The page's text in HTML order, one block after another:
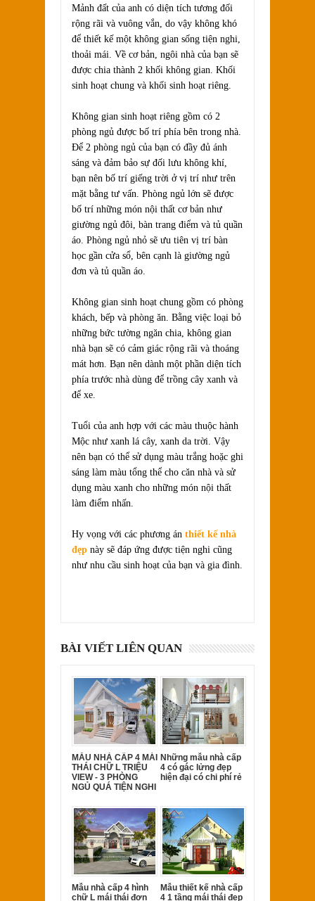
Mảnh đất của anh có diện tích tương đối
rộng rãi và vuông vắn, do vậy không khó
để thiết kế một không gian sống tiện nghi,
thoải mái. Về cơ bản, ngôi nhà của bạn sẽ
được chia thành 2 khối không gian. Khối
sinh hoạt chung và khối sinh hoạt riêng.
Không gian sinh hoạt riêng gồm có 2
phòng ngủ được bố trí phía bên trong nhà.
Để 2 phòng ngủ của bạn có đầy đủ ánh
sáng và đảm bảo sự đối lưu không khí,
bạn nên bố trí giếng trời ở vị trí như trên
mặt bằng tư vấn. Phòng ngủ lớn sẽ được
bố trí những món nội thất cơ bản như
giường ngủ đôi, bàn trang điểm và tủ quần
áo. Phòng ngủ nhỏ sẽ ưu tiên vị trí bàn
học gần cửa sổ, bên cạnh là giường ngủ
đơn và tủ quần áo.
Không gian sinh hoạt chung gồm có phòng
khách, bếp và phòng ăn. Bằng việc loại bỏ
những bức tường ngăn chia, không gian
nhà bạn sẽ có cảm giác rộng rãi và thoáng
mát hơn. Bạn nên dành một phần diện tích
phía trước nhà dùng để trồng cây xanh và
để xe.
Tuổi của anh hợp với các màu thuộc hành
Mộc như xanh lá cây, xanh da trời. Vậy
nên bạn có thể sử dụng màu trắng hoặc ghi
sáng làm màu tổng thể cho căn nhà và sử
dụng màu xanh cho những món nội thất
làm điểm nhấn.
Hy vọng với các phương án thiết kế nhà
đẹp này sẽ đáp ứng được tiện nghi cũng
như nhu cầu sinh hoạt của bạn và gia đình.
BÀI VIẾT LIÊN QUAN
MẪU NHÀ CẤP 4 MÁI
THÁI CHỮ L TRIỆU
VIEW - 3 PHÒNG
NGỦ QUÁ TIỆN NGHI
Những mẫu nhà cấp
4 có gác lửng đẹp
hiện đại có chi phí rẻ
Mẫu nhà cấp 4 hình
chữ L mái thái đơn
Mẫu thiết kế nhà cấp
4 1 tầng mái thái đẹp